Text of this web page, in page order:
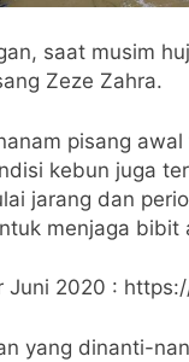
saat musim
Zeze Zahra.
pisang
kebun juga
jarang dan
menjaga
Juni 2020 :
yang dinanti-